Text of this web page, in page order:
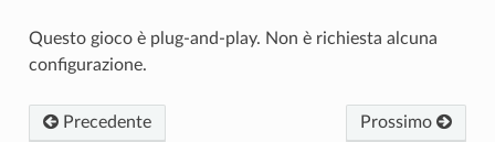
Questo gioco è plug-and-play. Non è richiesta alcuna
configurazione.
Precedente Prossimo